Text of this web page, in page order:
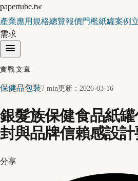
papertube.tw
產業應用 規格總覽報價門檻紙罐案例
需求
實戰文章
保健品包裝7 min更新： 2026-03-16
銀髮族保健食品紙
封與品牌信賴感設計
分享